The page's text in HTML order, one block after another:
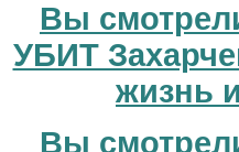
Вы
УБИТ
жизнь
Вы